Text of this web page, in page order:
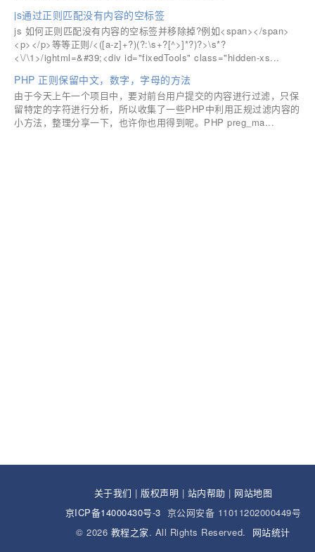
js通过正则匹配没有内容的空标签
js 如何正则匹配没有内容的空标签并移除掉?例如<span></span>
<p></p>等等正则/<([a-z]+?)(?:\s+?[^>]*?)?>\s*?
<\/\1>/ightml=&#39;<div id="fixedTools" class="hidden-xs...
PHP 正则保留中文，数字，字母的方法
由于今天上午一个项目中，要对前台用户提交的内容进行过滤，只保
留特定的字符进行分析，所以收集了一些PHP中利用正规过滤内容的
小方法，整理分享一下，也许你也用得到呢。PHP preg_ma...
关于我们 | 版权声明 | 站内帮助 | 网站地图
京ICP备14000430号-3 京公网安备 11011202000449号
© 2026 教程之家. All Rights Reserved. 网站统计